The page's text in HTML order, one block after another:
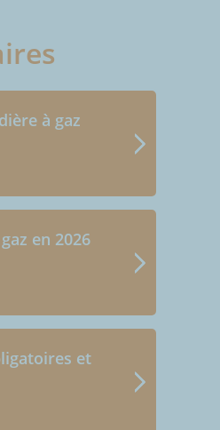
à gaz
en 2026
et